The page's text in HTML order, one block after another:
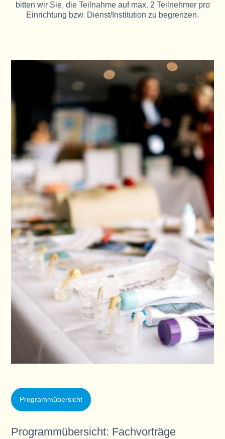
bitten wir Sie, die Teilnahme auf max. 2 Teilnehmer pro
Einrichtung bzw. Dienst/Institution zu begrenzen.
Programmübersicht: Fachvorträge
Programmübersicht